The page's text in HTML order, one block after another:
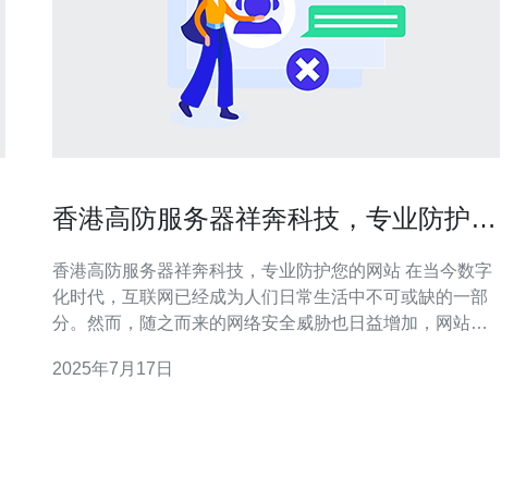
香港高防服务器祥奔科技，专业防护您
香港高防服务器祥奔科技，专业防护您的网站 在当今数字
化时代，互联网已经成为人们日常生活中不可或缺的一部
分。然而，随之而来的网络安全威胁也日益增加，网站安
务提供商，致力于为客户提供专业、可靠的网络安全解决
2025年7月17日